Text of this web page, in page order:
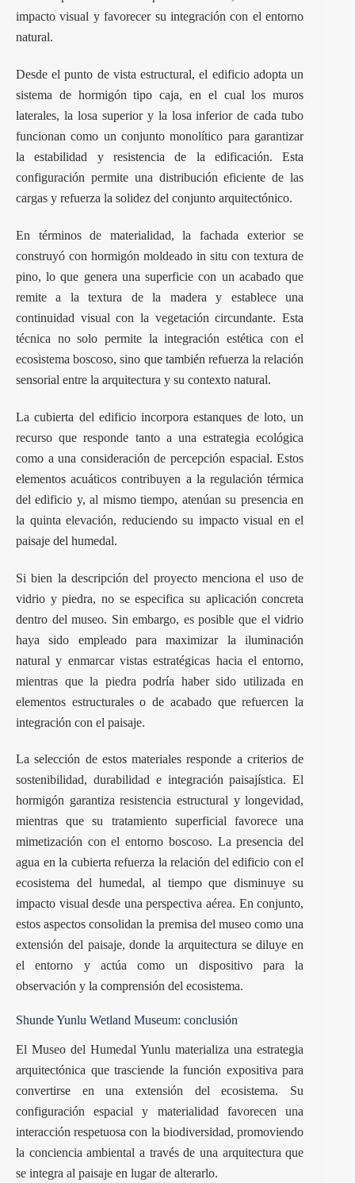
impacto visual y favorecer su integración con el entorno
natural.
Desde el punto de vista estructural, el edificio adopta un
sistema de hormigón tipo caja, en el cual los muros
laterales, la losa superior y la losa inferior de cada tubo
funcionan como un conjunto monolítico para garantizar
la estabilidad y resistencia de la edificación. Esta
configuración permite una distribución eficiente de las
cargas y refuerza la solidez del conjunto arquitectónico.
En términos de materialidad, la fachada exterior se
construyó con hormigón moldeado in situ con textura de
pino, lo que genera una superficie con un acabado que
remite a la textura de la madera y establece una
continuidad visual con la vegetación circundante. Esta
técnica no solo permite la integración estética con el
ecosistema boscoso, sino que también refuerza la relación
sensorial entre la arquitectura y su contexto natural.
La cubierta del edificio incorpora estanques de loto, un
recurso que responde tanto a una estrategia ecológica
como a una consideración de percepción espacial. Estos
elementos acuáticos contribuyen a la regulación térmica
del edificio y, al mismo tiempo, atenúan su presencia en
la quinta elevación, reduciendo su impacto visual en el
paisaje del humedal.
Si bien la descripción del proyecto menciona el uso de
vidrio y piedra, no se especifica su aplicación concreta
dentro del museo. Sin embargo, es posible que el vidrio
haya sido empleado para maximizar la iluminación
natural y enmarcar vistas estratégicas hacia el entorno,
mientras que la piedra podría haber sido utilizada en
elementos estructurales o de acabado que refuercen la
integración con el paisaje.
La selección de estos materiales responde a criterios de
sostenibilidad, durabilidad e integración paisajística. El
hormigón garantiza resistencia estructural y longevidad,
mientras que su tratamiento superficial favorece una
mimetización con el entorno boscoso. La presencia del
agua en la cubierta refuerza la relación del edificio con el
ecosistema del humedal, al tiempo que disminuye su
impacto visual desde una perspectiva aérea. En conjunto,
estos aspectos consolidan la premisa del museo como una
extensión del paisaje, donde la arquitectura se diluye en
el entorno y actúa como un dispositivo para la
observación y la comprensión del ecosistema.
Shunde Yunlu Wetland Museum: conclusión
El Museo del Humedal Yunlu materializa una estrategia
arquitectónica que trasciende la función expositiva para
convertirse en una extensión del ecosistema. Su
configuración espacial y materialidad favorecen una
interacción respetuosa con la biodiversidad, promoviendo
la conciencia ambiental a través de una arquitectura que
se integra al paisaje en lugar de alterarlo.